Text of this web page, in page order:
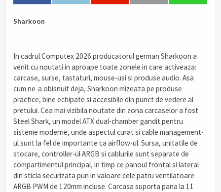
Sharkoon
In cadrul Computex 2026 producatorul german Sharkoon a
venit cu noutati in aproape toate zonele in care activeaza:
carcase, surse, tastaturi, mouse-usi si produse audio. Asa
cum ne-a obisnuit deja, Sharkoon mizeaza pe produse
practice, bine echipate si accesibile din punct de vedere al
pretului. Cea mai vizibila noutate din zona carcaselor a fost
Steel Shark, un model ATX dual-chamber gandit pentru
sisteme moderne, unde aspectul curat si cable management-
ul sunt la fel de importante ca airflow-ul. Sursa, unitatile de
stocare, controller-ul ARGB si cablurile sunt separate de
compartimentul principal, in timp ce panoul frontal si lateral
din sticla securizata pun in valoare cele patru ventilatoare
ARGB PWM de 120mm incluse. Carcasa suporta pana la 11